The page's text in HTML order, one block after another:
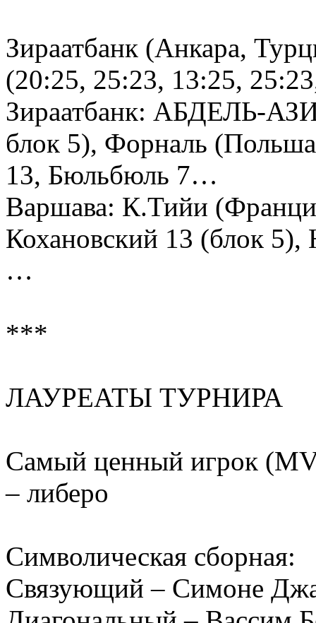
Зираатбанк (Анкара,
(20:25, 25:23, 13:25,
Зираатбанк: АБДЕЛЬ-
блок 5), Форналь
13, Бюльбюль 7…
Варшава: К.Тийи
Кохановский 13 (блок
…
***
ЛАУРЕАТЫ ТУРНИРА
Самый ценный игрок
– либеро
Символическая сборная:
Связующий – Симоне